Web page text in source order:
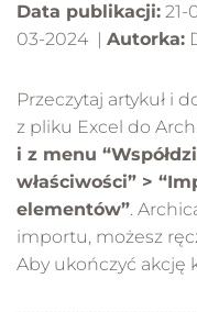
Data publikacji: 21-
03-2024 | Autorka:
Przeczytaj artykuł i
z pliku Excel do
i z menu
właściwości” >
elementów”.
importu, możesz
Aby ukończyć akcję